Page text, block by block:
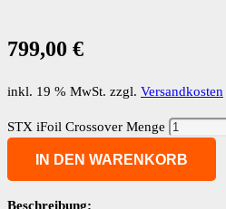
799,00 €
inkl. 19 % MwSt. zzgl. Versandkosten
STX iFoil Crossover Menge
IN DEN WARENKORB
Beschreibung: